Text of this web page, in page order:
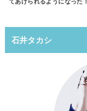
てあげられるようになった！
石井タカシ